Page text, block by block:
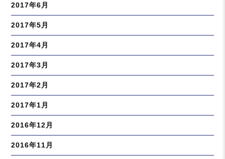
2017年6月
2017年5月
2017年4月
2017年3月
2017年2月
2017年1月
2016年12月
2016年11月